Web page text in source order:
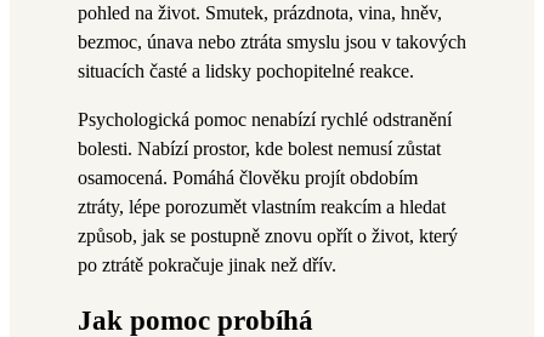
pohled na život. Smutek, prázdnota, vina, hněv,
bezmoc, únava nebo ztráta smyslu jsou v takových
situacích časté a lidsky pochopitelné reakce.
Psychologická pomoc nenabízí rychlé odstranění
bolesti. Nabízí prostor, kde bolest nemusí zůstat
osamocená. Pomáhá člověku projít obdobím
ztráty, lépe porozumět vlastním reakcím a hledat
způsob, jak se postupně znovu opřít o život, který
po ztrátě pokračuje jinak než dřív.
Jak pomoc probíhá